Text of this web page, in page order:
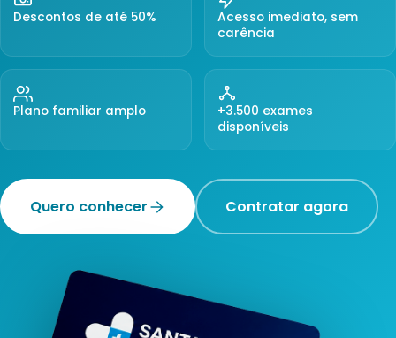
Descontos de até 50%
Acesso imediato, sem
carência
Plano familiar amplo
+3.500 exames
disponíveis
Quero conhecer Contratar agora